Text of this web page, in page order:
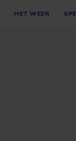
HET WEER